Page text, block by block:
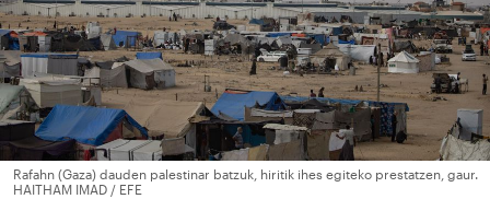
Rafahn (Gaza) dauden palestinar batzuk, hiritik ihes egiteko prestatzen, gaur.
HAITHAM IMAD / EFE